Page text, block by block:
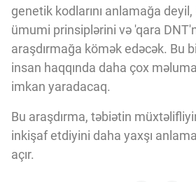
genetik kodlarını anlamağa
ümumi prinsiplərini və 'qara
araşdırmağa kömək edəcək. Bu
insan haqqında daha çox
imkan yaradacaq.
Bu araşdırma, təbiətin
inkişaf etdiyini daha yaxşı
açır.